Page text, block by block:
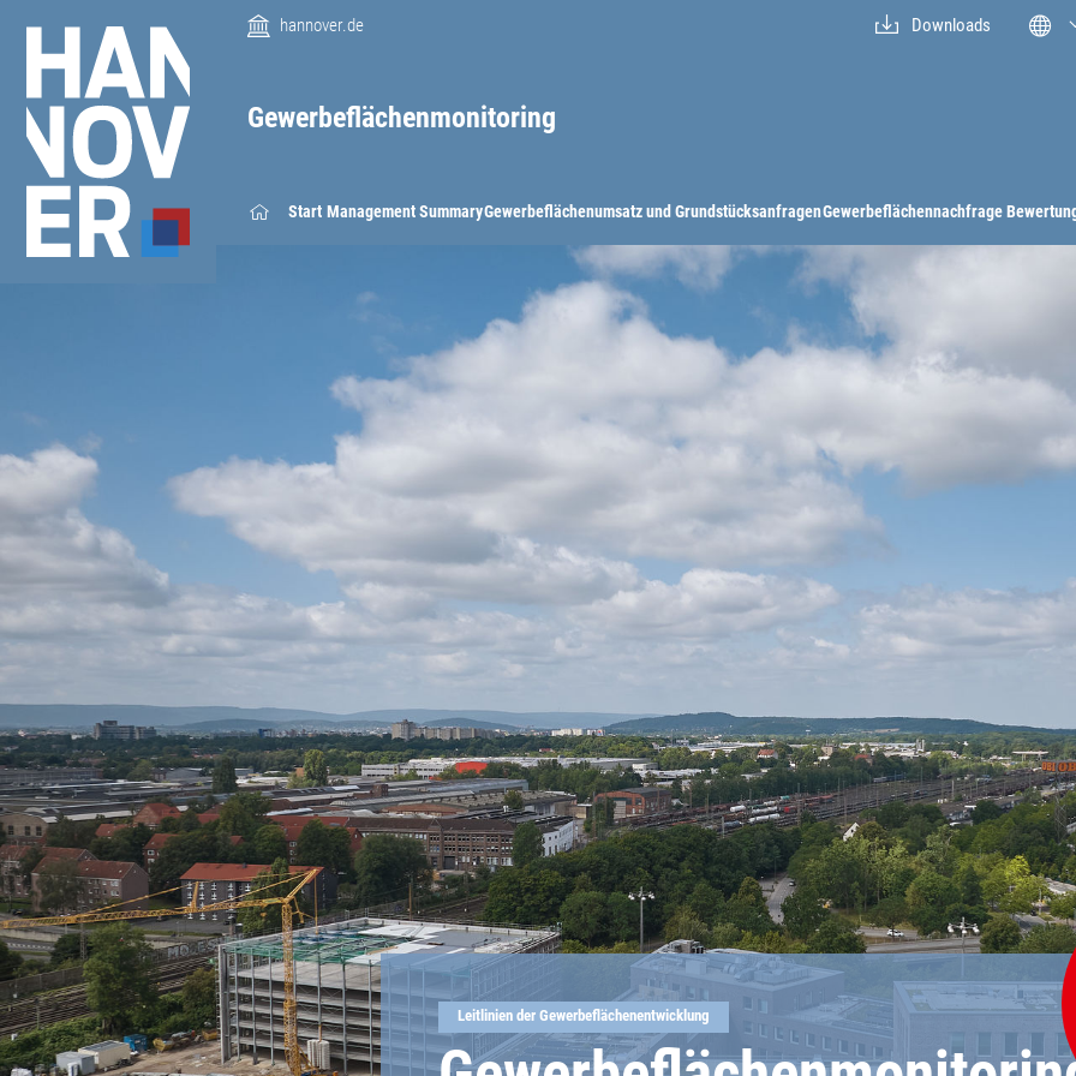
Gewerbeflächenmonitoring
Start Management­ Summary­Gewerbeflächenumsatz ­und Grundstücksanfragen­Gewerbe­flächennachfrage­
hannover.de Downloads
Leitlinien der Gewerbeflächenentwicklung